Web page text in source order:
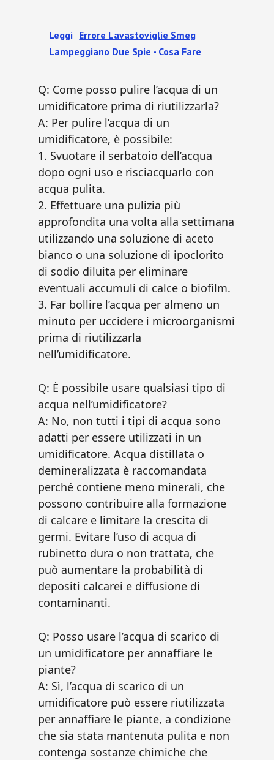
Leggi Errore Lavastoviglie Smeg
Lampeggiano Due Spie - Cosa Fare​
Q: Come posso pulire l’acqua di un
umidificatore prima di riutilizzarla?
A: Per pulire l’acqua di un
umidificatore, è possibile:
1. Svuotare il serbatoio dell’acqua
dopo ogni uso e risciacquarlo con
acqua pulita.
2. Effettuare una pulizia più
approfondita una volta alla settimana
utilizzando una soluzione di aceto
bianco o una soluzione di ipoclorito
di sodio diluita per eliminare
eventuali accumuli di calce o biofilm.
3. Far bollire l’acqua per almeno un
minuto per uccidere i microorganismi
prima di riutilizzarla
nell’umidificatore.
Q: È possibile usare qualsiasi tipo di
acqua nell’umidificatore?
A: No, non tutti i tipi di acqua sono
adatti per essere utilizzati in un
umidificatore. Acqua distillata o
demineralizzata è raccomandata
perché contiene meno minerali, che
possono contribuire alla formazione
di calcare e limitare la crescita di
germi. Evitare l’uso di acqua di
rubinetto dura o non trattata, che
può aumentare la probabilità di
depositi calcarei e diffusione di
contaminanti.
Q: Posso usare l’acqua di scarico di
un umidificatore per annaffiare le
piante?
A: Sì, l’acqua di scarico di un
umidificatore può essere riutilizzata
per annaffiare le piante, a condizione
che sia stata mantenuta pulita e non
contenga sostanze chimiche che